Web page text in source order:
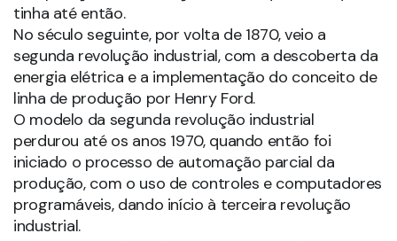
tinha até então.
No século seguinte, por volta de 1870, veio a
segunda revolução industrial, com a descoberta da
energia elétrica e a implementação do conceito de
linha de produção por Henry Ford.
O modelo da segunda revolução industrial
perdurou até os anos 1970, quando então foi
iniciado o processo de automação parcial da
produção, com o uso de controles e computadores
programáveis, dando início à terceira revolução
industrial.